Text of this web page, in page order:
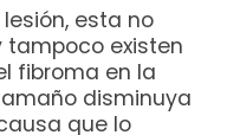
esta no
tampoco existen
fibroma en la
disminuya
que lo